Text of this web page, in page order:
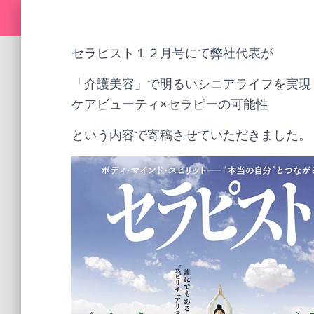
セラピスト１２月号にて弊社代表が
「介護美容」で明るいシニアライフを実現
ケアビューティ×セラピーの可能性
という内容で寄稿させていただきました。